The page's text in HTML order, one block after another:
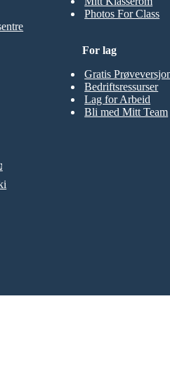
Photos For Class
For lag
Gratis
Bedriftsressurser
Lag for Arbeid
Bli med Mitt Team